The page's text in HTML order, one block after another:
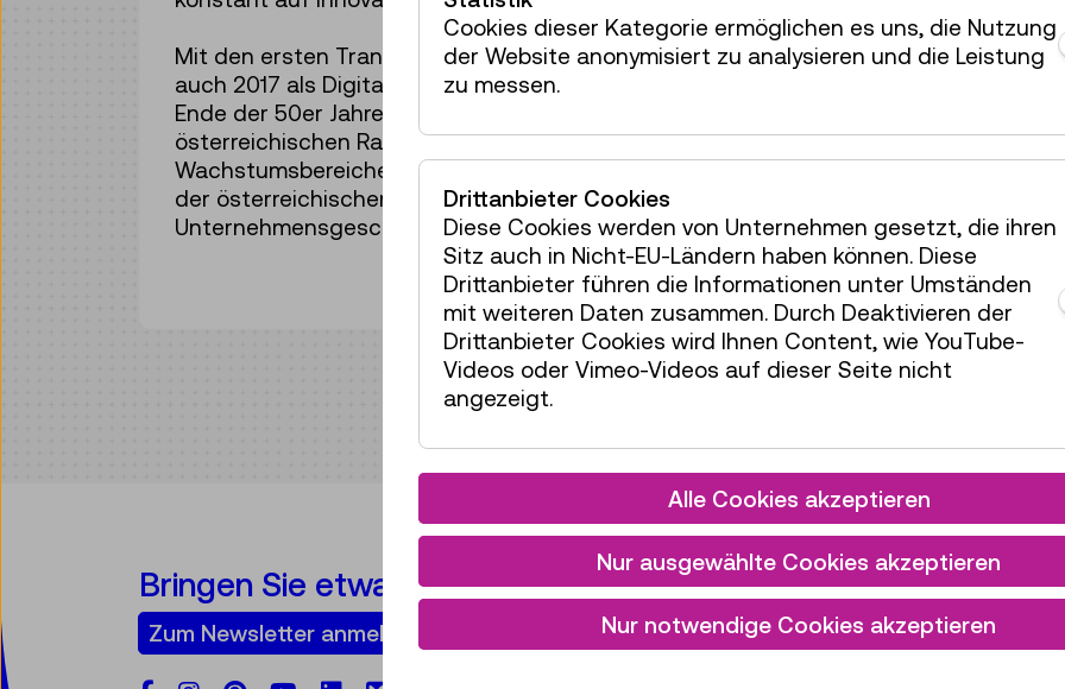
Mit den ersten Transistorgeräten und vor allem dem Kultradio „Capri“, das
auch 2017 als Digitalvariante neu aufgelegt wurde, schafft Kapsch gegen
Ende der 50er Jahre schließlich einen großen Wurf und dominiert den
österreichischen Radiomarkt bis in die 70er, als auf andere
Wachstumsbereiche umgestellt wurde. Kapsch ist damit ein untrennbarer Teil
der österreichischen Radiogeschichte, und das Radio ein wichtiger Teil der
Unternehmensgeschichte von Kapsch.
Bringen Sie etwas Technik in Ihr Postfach!
Zum Newsletter anmelden
Cookies dieser Kategorie ermöglichen es uns, die Nutzung
der Website anonymisiert zu analysieren und die Leistung
zu messen.
Drittanbieter Cookies
Diese Cookies werden von Unternehmen gesetzt, die ihren
Sitz auch in Nicht-EU-Ländern haben können. Diese
Drittanbieter führen die Informationen unter Umständen
mit weiteren Daten zusammen. Durch Deaktivieren der
Drittanbieter Cookies wird Ihnen Content, wie YouTube-
Videos oder Vimeo-Videos auf dieser Seite nicht
angezeigt.
Alle Cookies akzeptieren
Nur ausgewählte Cookies akzeptieren
Nur notwendige Cookies akzeptieren